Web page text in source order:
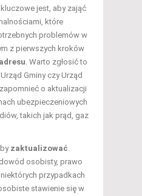
jest, aby zająć
które
problemów w
z pierwszych kroków
. Warto zgłosić to
Gminy czy Urząd
o aktualizacji
ubezpieczeniowych
takich jak prąd, gaz
zaktualizować
dowód osobisty, prawo
przypadkach
stawienie się w